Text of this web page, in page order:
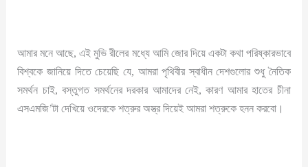
আমার মনে আছে, এই মুভি রীলের মধ্যে আমি জোর দিয়ে একটা কথা পরিষ্কারভাবে
বিশ্বকে জানিয়ে দিতে চেয়েছি যে, আমরা পৃথিবীর স্বাধীন দেশগুলোর শুধু নৈতিক
সমর্থন চাই, বস্তুগত সমর্থনের দরকার আমাদের নেই, কারণ আমার হাতের চীনা
এসএমজি’টা দেখিয়ে ওদেরকে শত্রুর অস্ত্র দিয়েই আমরা শত্রুকে হনন করবো।